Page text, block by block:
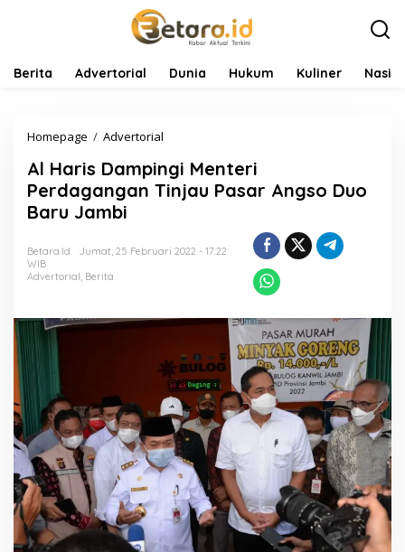
Berita Advertorial Dunia Hukum Kuliner
Homepage / Advertorial
H
a
r
D
i
n
i
M
e
n
e
r
i
d
Al Haris Dampingi Menteri
Perdagangan Tinjau Pasar Angso Duo
Baru Jambi
Betara.id
Jumat, 25 Februari 2022 - 17:22
WIB
Advertorial, Berita